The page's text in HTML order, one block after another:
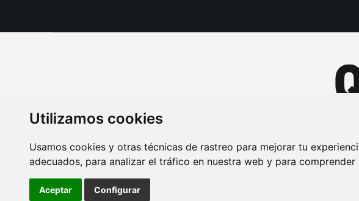
Utilizamos cookies
Usamos cookies y otras técnicas de rastreo para mejorar tu
adecuados, para analizar el tráfico en nuestra web y para
Aceptar Configurar
AVISO LEGAL POLITICA DE COOKIES POLITICA DE PRIVACIDAD